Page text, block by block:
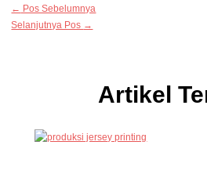
← Pos Sebelumnya
Selanjutnya Pos →
Artikel